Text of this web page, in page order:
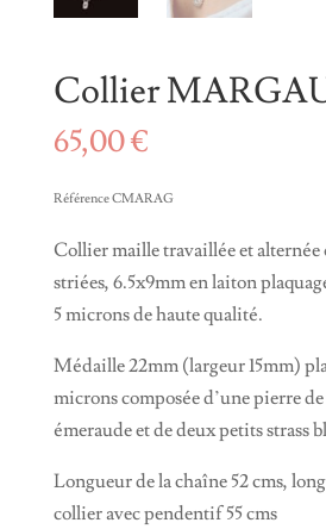
Collier
65,00€
Référence CMARAG
Collier maille travaillée et alternée
striées, 6.5x9mm en laiton
5 microns de haute qualité.
Médaille 22mm (largeur 15mm)
microns composée d’une pierre
émeraude et de deux petits strass
Longueur de la chaîne 52 cms,
collier avec pendentif 55 cms